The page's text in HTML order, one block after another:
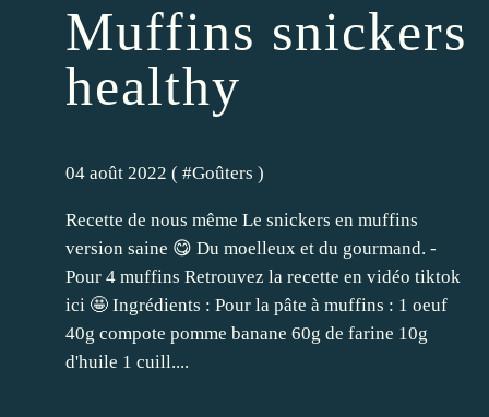
Muffins snickers
healthy
04 août 2022 ( #Goûters )
Recette de nous même Le snickers en muffins
version saine 😋 Du moelleux et du gourmand. -
Pour 4 muffins Retrouvez la recette en vidéo tiktok
ici 🤩 Ingrédients : Pour la pâte à muffins : 1 oeuf
40g compote pomme banane 60g de farine 10g
d'huile 1 cuill....